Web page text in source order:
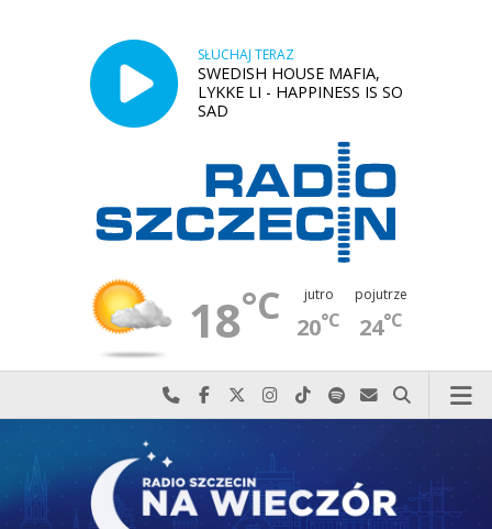
SŁUCHAJ TERAZ
SWEDISH HOUSE MAFIA,
LYKKE LI - HAPPINESS IS SO
SAD
18°C jutro
20°C
pojutrze
24°C
Najlepiej po prostu do nas zadzwoń
Odwiedź nas na Facebook-u
Odwiedź nas na X
Odwiedź nas na Instagram-ie
Odwiedź nas na TikTok-u
Szukaj nas na Spotify
Wyślij do nas
Szukaj